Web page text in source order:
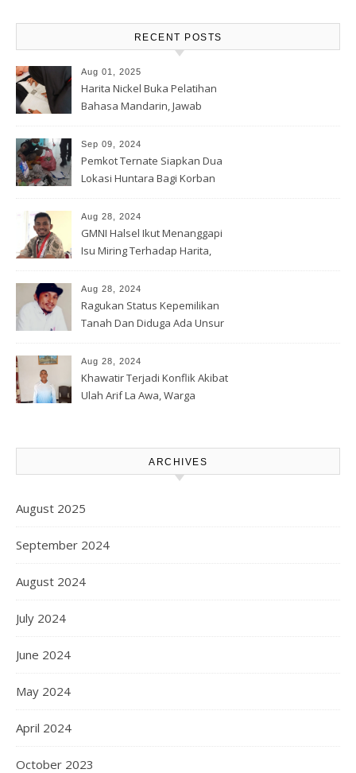
RECENT POSTS
Aug 01, 2025
Harita Nickel Buka Pelatihan
Bahasa Mandarin, Jawab
Sep 09, 2024
Pemkot Ternate Siapkan Dua
Lokasi Huntara Bagi Korban
Aug 28, 2024
GMNI Halsel Ikut Menanggapi
Isu Miring Terhadap Harita,
Lahan Warga
Aug 28, 2024
Ragukan Status Kepemilikan
Tanah Dan Diduga Ada Unsur
Korporasi Harita, GPM Halsel
Minta Polres Panggil Dan
Tetapkan Bapak Arif La Awa
Aug 28, 2024
Khawatir Terjadi Konflik Akibat
Ulah Arif La Awa, Warga
ARCHIVES
August 2025
September 2024
August 2024
July 2024
June 2024
May 2024
April 2024
October 2023